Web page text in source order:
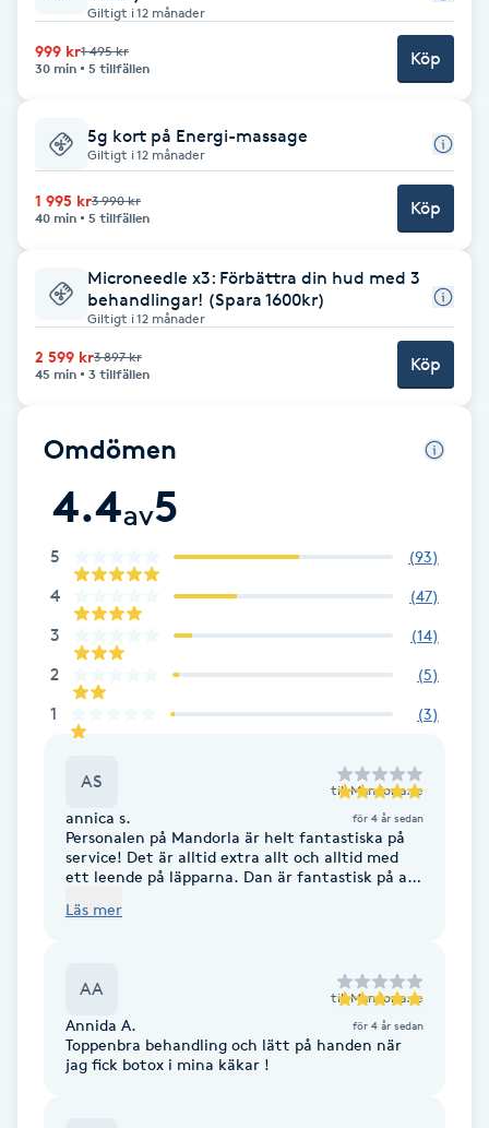
Extensions
Eyeliner-tatuering
Faceliftmassage
Fet hårbotten
Fettreducering
Fotmassage
Fotsvamp
Fotvård
Fransborttagning
Fransfärgning
Fransförlängning Megavolym
Giltigt i 12 månader
999 kr1 495 kr
30 min
5 tillfällen Köp
5g kort på Energi-massage
Giltigt i 12 månader
1 995 kr3 990 kr
40 min
5 tillfällen Köp
Microneedle x3: Förbättra din hud med 3
behandlingar! (Spara 1600kr)
Giltigt i 12 månader
2 599 kr3 897 kr
45 min
3 tillfällen Köp
Omdömen
4.4av5
5 (93)
4 (47)
3 (14)
2 (5)
1 (3)
AS till Mandorla.se
annica s. för 4 år sedan
Personalen på Mandorla är helt fantastiska på
service! Det är alltid extra allt och alltid med
ett leende på läpparna. Dan är fantastisk på att
ländrygg o nacke. Kan bara varmt
Läs mer
AA till Mandorla.se
Annida A. för 4 år sedan
Toppenbra behandling och lätt på handen när
jag fick botox i mina käkar !